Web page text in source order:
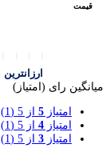
قیمت
ارزانترین
میانگین رای (امتیاز)
امتیاز 5 از 5
(1)
امتیاز 4 از 5
(1)
امتیاز 3 از 5 (1)